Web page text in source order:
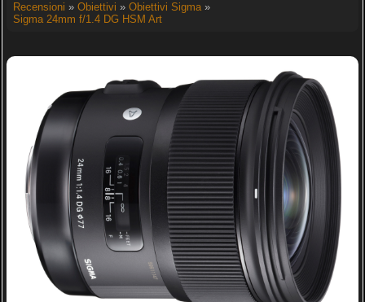
Recensioni » Obiettivi » Obiettivi Sigma»
Sigma 24mm f/1.4 DG HSM Art